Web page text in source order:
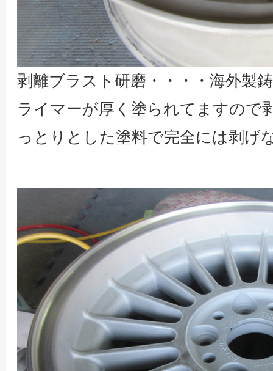
剥離ブラスト研磨・・・・海外製
ライマーが厚く塗られてますので
っとりとした塗料で完全には剥げ